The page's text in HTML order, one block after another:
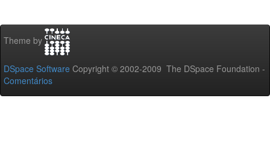
Theme by
DSpace Software Copyright © 2002-2009 The DSpace Foundation -
Comentários